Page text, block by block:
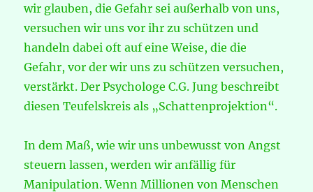
wir glauben, die Gefahr sei außerhalb von uns,
versuchen wir uns vor ihr zu schützen und
handeln dabei oft auf eine Weise, die die
Gefahr, vor der wir uns zu schützen versuchen,
verstärkt. Der Psychologe C.G. Jung beschreibt
diesen Teufelskreis als „Schattenprojektion“.
In dem Maß, wie wir uns unbewusst von Angst
steuern lassen, werden wir anfällig für
Manipulation. Wenn Millionen von Menschen